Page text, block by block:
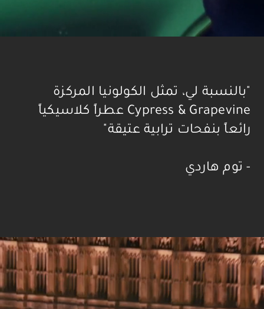
"بالنسبة لي، تمثل الكولونيا المركزة
Cypress & Grapevine عطراً كلاسيكياً
رائعاً بنفحات ترابية عتيقة"
- توم هاردي